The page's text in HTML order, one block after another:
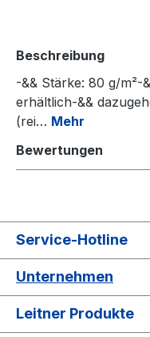
Beschreibung
-&& Stärke: 80 g/m²-
erhältlich-&&
(rei… Mehr
Bewertungen
Service-Hotline
Unternehmen
Leitner Produkte